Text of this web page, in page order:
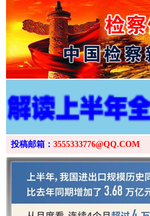
投稿邮箱： 3555333776@QQ.COM